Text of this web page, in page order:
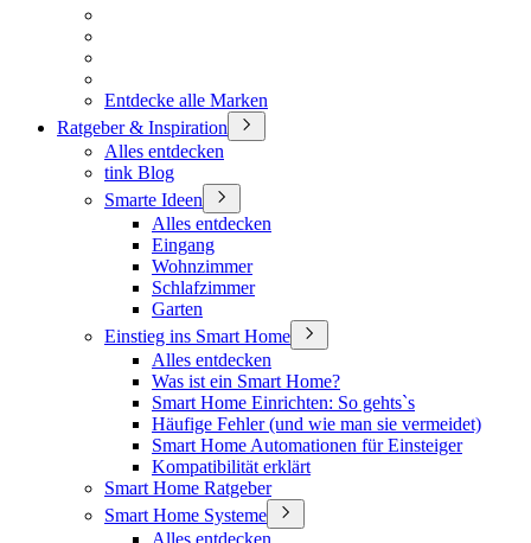
Entdecke alle Marken
Ratgeber & Inspiration
Alles entdecken
tink Blog
Smarte Ideen
Alles entdecken
Eingang
Wohnzimmer
Schlafzimmer
Garten
Einstieg ins Smart Home
Alles entdecken
Was ist ein Smart Home?
Smart Home Einrichten: So gehts`s
Häufige Fehler (und wie man sie vermeidet)
Smart Home Automationen für Einsteiger
Kompatibilität erklärt
Smart Home Ratgeber
Smart Home Systeme
Alles entdecken